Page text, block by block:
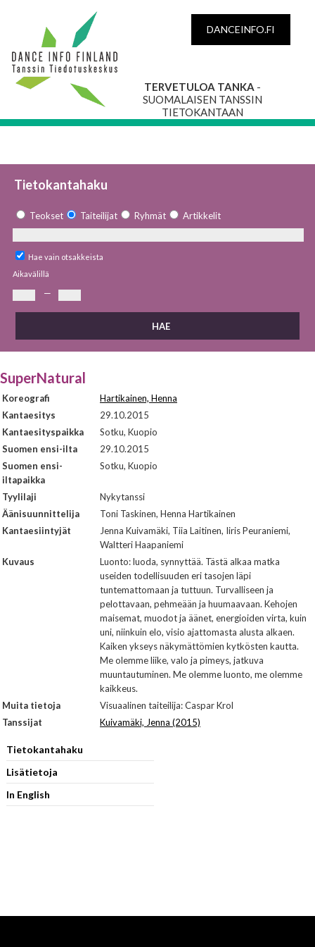
DANCEINFO.FI
TERVETULOA TANKA -
SUOMALAISEN TANSSIN
TIETOKANTAAN
Tietokantahaku
Teokset Taiteilijat Ryhmät Artikkelit
Hae vain otsakkeista
Aikavälillä
—
SuperNatural
Koreografi
Hartikainen, Henna
Kantaesitys
29.10.2015
Kantaesityspaikka
Sotku, Kuopio
Suomen ensi-ilta
29.10.2015
Suomen ensi-
iltapaikka
Sotku, Kuopio
Tyylilaji
Nykytanssi
Äänisuunnittelija
Toni Taskinen, Henna Hartikainen
Kantaesiintyjät
Jenna Kuivamäki, Tiia Laitinen, Iiris Peuraniemi,
Waltteri Haapaniemi
Kuvaus
Luonto: luoda, synnyttää. Tästä alkaa matka
useiden todellisuuden eri tasojen läpi
tuntemattomaan ja tuttuun. Turvalliseen ja
pelottavaan, pehmeään ja huumaavaan. Kehojen
maisemat, muodot ja äänet, energioiden virta, kuin
uni, niinkuin elo, visio ajattomasta alusta alkaen.
Kaiken ykseys näkymättömien kytkösten kautta.
Me olemme liike, valo ja pimeys, jatkuva
muuntautuminen. Me olemme luonto, me olemme
kaikkeus.
Muita tietoja
Visuaalinen taiteilija: Caspar Krol
Tanssijat
Kuivamäki, Jenna (2015)
Tietokantahaku
Lisätietoja
In English